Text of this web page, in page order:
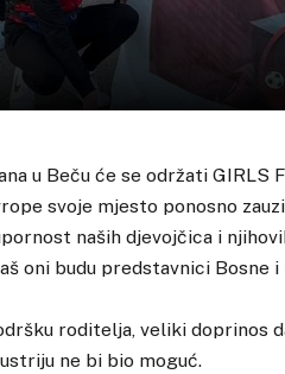
u Beču će se održati GIRLS
svoje mjesto ponosno
naših djevojčica i
oni budu predstavnici Bosne
roditelja, veliki doprinos
ne bi bio moguć.